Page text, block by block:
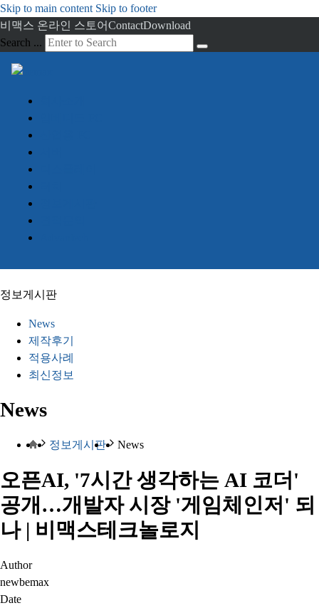
Skip to main content Skip to footer
비맥스 온라인 스토어ContactDownload
Search ...
정보게시판
News
제작후기
적용사례
최신정보
News
정보게시판 News
오픈AI, '7시간 생각하는 AI 코더'
공개…개발자 시장 '게임체인저' 되
나 | 비맥스테크놀로지
Author
newbemax
Date